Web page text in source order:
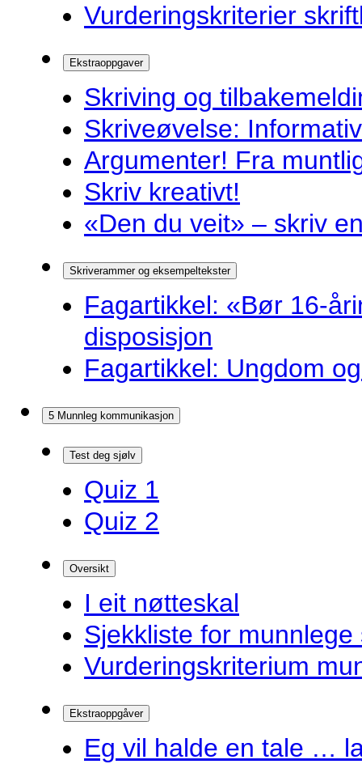
Vurderingskriterier
Ekstraoppgaver
Skriving og
Skriveøvelse:
Argumenter! Fra
Skriv kreativt!
«Den du veit» – skriv
Skriverammer og eksempeltekster
Fagartikkel: «Bør 16-
disposisjon
Fagartikkel: Ungdom
5 Munnleg kommunikasjon
Test deg sjølv
Quiz 1
Quiz 2
Oversikt
I eit nøtteskal
Sjekkliste for munnlege
Vurderingskriterium
Ekstraoppgåver
Eg vil halde en tale …